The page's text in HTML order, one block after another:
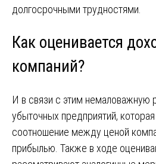
долгосрочными трудностями.
Как оценивается
компаний?
И в связи с этим немаловажную
убыточных предприятий,
соотношение между ценой
прибылью. Также в ходе